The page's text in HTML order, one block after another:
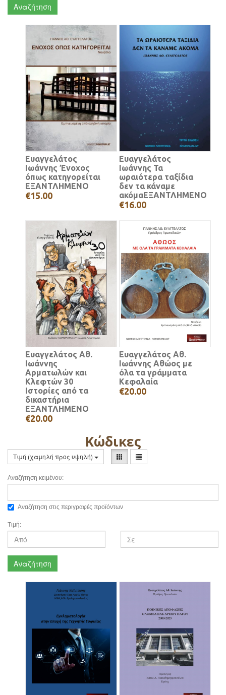
Αναζήτηση
Ευαγγελάτος
Ιωάννης Ένοχος
όπως κατηγορείται
ΕΞΑΝΤΛΗΜΕΝΟ
€15.00
Ευαγγελάτος
Ιωάννης Τα
ωραιότερα ταξίδια
δεν τα κάναμε
ακόμαΕΞΑΝΤΛΗΜΕΝΟ
€16.00
Ευαγγελάτος Αθ.
Ιωάννης
Αρματωλών και
Κλεφτών 30
Ιστορίες από τα
δικαστήρια
ΕΞΑΝΤΛΗΜΕΝΟ
€20.00
Ευαγγελάτος Αθ.
Ιωάννης Αθώος με
όλα τα γράμματα
Κεφαλαία
€20.00
Κώδικες
Τιμή (χαμηλή προς υψηλή)
Αναζήτηση κειμένου:
Αναζήτηση στις περιγραφές προϊόντων
Τιμή:
Αναζήτηση